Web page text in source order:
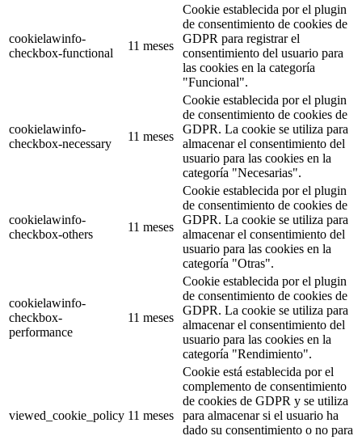
cookielawinfo-
checkbox-functional
11 meses
Cookie establecida por el plugin
de consentimiento de cookies de
GDPR para registrar el
consentimiento del usuario para
las cookies en la categoría
"Funcional".
cookielawinfo-
checkbox-necessary
11 meses
Cookie establecida por el plugin
de consentimiento de cookies de
GDPR. La cookie se utiliza para
almacenar el consentimiento del
usuario para las cookies en la
categoría "Necesarias".
cookielawinfo-
checkbox-others
11 meses
Cookie establecida por el plugin
de consentimiento de cookies de
GDPR. La cookie se utiliza para
almacenar el consentimiento del
usuario para las cookies en la
categoría "Otras".
cookielawinfo-
checkbox-
performance
11 meses
Cookie establecida por el plugin
de consentimiento de cookies de
GDPR. La cookie se utiliza para
almacenar el consentimiento del
usuario para las cookies en la
categoría "Rendimiento".
viewed_cookie_policy 11 meses
Cookie está establecida por el
complemento de consentimiento
de cookies de GDPR y se utiliza
para almacenar si el usuario ha
dado su consentimiento o no para